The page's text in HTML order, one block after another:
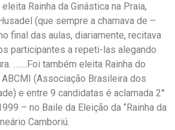
Rainha da Ginástica na Praia,
(que sempre a chamava de –
final das aulas, diariamente, recitava
participantes a repeti-las alegando
…….Foi também eleita Rainha do
(Associação Brasileira dos
e entre 9 candidatas é aclamada 2°
– no Baile da Eleição da ‘’Rainha da
Camboriú.